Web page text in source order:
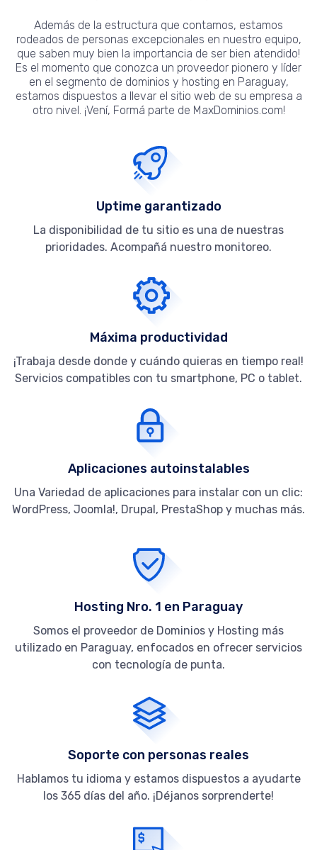
Además de la estructura que contamos, estamos
rodeados de personas excepcionales en nuestro equipo,
que saben muy bien la importancia de ser bien atendido!
Es el momento que conozca un proveedor pionero y líder
en el segmento de dominios y hosting en Paraguay,
estamos dispuestos a llevar el sitio web de su empresa a
otro nivel. ¡Vení, Formá parte de MaxDominios.com!
Uptime garantizado
La disponibilidad de tu sitio es una de nuestras
prioridades. Acompañá nuestro monitoreo.
Máxima productividad
¡Trabaja desde donde y cuándo quieras en tiempo real!
Servicios compatibles con tu smartphone, PC o tablet.
Aplicaciones autoinstalables
Una Variedad de aplicaciones para instalar con un clic:
WordPress, Joomla!, Drupal, PrestaShop y muchas más.
Hosting Nro. 1 en Paraguay
Somos el proveedor de Dominios y Hosting más
utilizado en Paraguay, enfocados en ofrecer servicios
con tecnología de punta.
Soporte con personas reales
Hablamos tu idioma y estamos dispuestos a ayudarte
los 365 días del año. ¡Déjanos sorprenderte!